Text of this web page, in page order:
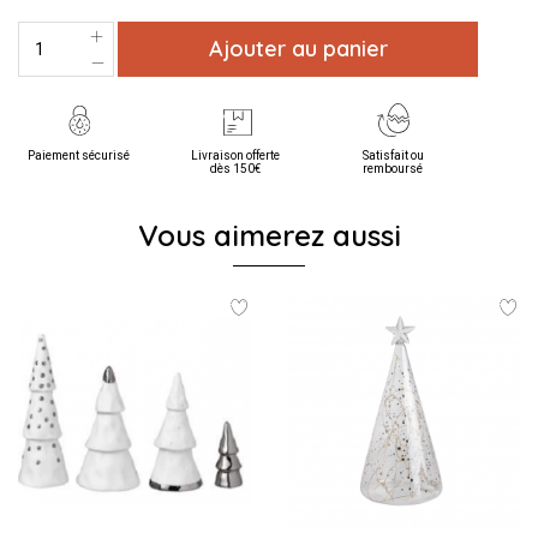
Ajouter au panier
Paiement sécurisé
Livraison offerte
dès 150€
Satisfait ou
remboursé
Vous aimerez aussi